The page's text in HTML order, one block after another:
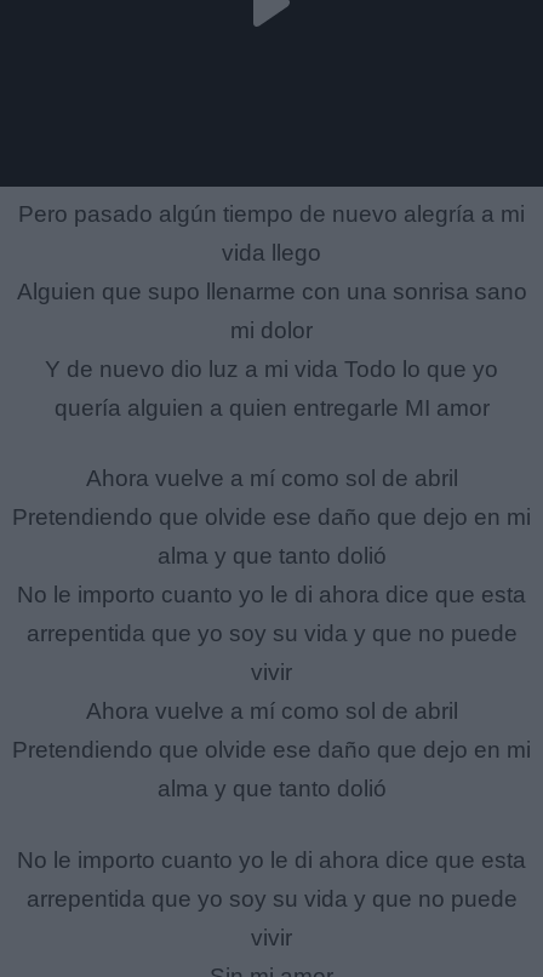
Pero pasado algún tiempo de nuevo alegría a mi
vida llego
Alguien que supo llenarme con una sonrisa sano
mi dolor
Y de nuevo dio luz a mi vida Todo lo que yo
quería alguien a quien entregarle MI amor
Ahora vuelve a mí como sol de abril
Pretendiendo que olvide ese daño que dejo en mi
alma y que tanto dolió
No le importo cuanto yo le di ahora dice que esta
arrepentida que yo soy su vida y que no puede
vivir
Ahora vuelve a mí como sol de abril
Pretendiendo que olvide ese daño que dejo en mi
alma y que tanto dolió
No le importo cuanto yo le di ahora dice que esta
arrepentida que yo soy su vida y que no puede
vivir